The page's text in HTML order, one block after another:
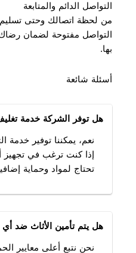
التواصل الدائم والمتابعة
من لحظة اتصالك وحتى
التواصل مفتوحة لضمان
بها.
أسئلة شائعة
هل توفر الشركة خدمة
نعم، يمكننا توفير خدمة
إذا كنت ترغب في
تحتاج لمواد وحماية
هل يتم تأمين الأثاث ضد أي
نحن نتبع أعلى معايير